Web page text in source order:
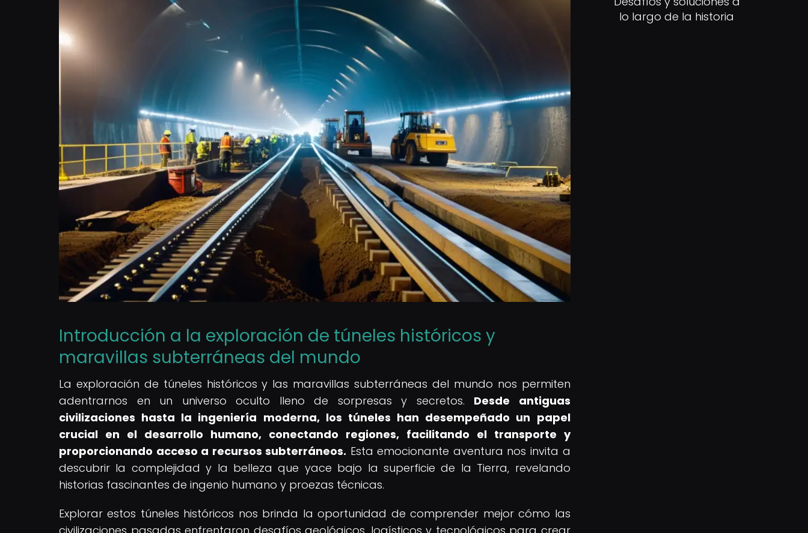
Introducción a la exploración de túneles históricos y
maravillas subterráneas del mundo
La exploración de túneles históricos y las maravillas subterráneas del mundo nos permiten
adentrarnos en un universo oculto lleno de sorpresas y secretos. Desde antiguas
civilizaciones hasta la ingeniería moderna, los túneles han desempeñado un papel
crucial en el desarrollo humano, conectando regiones, facilitando el transporte y
proporcionando acceso a recursos subterráneos. Esta emocionante aventura nos invita a
descubrir la complejidad y la belleza que yace bajo la superficie de la Tierra, revelando
historias fascinantes de ingenio humano y proezas técnicas.
Explorar estos túneles históricos nos brinda la oportunidad de comprender mejor cómo las
lo largo de la historia